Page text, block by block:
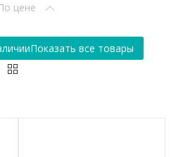
цене
Показать все товары